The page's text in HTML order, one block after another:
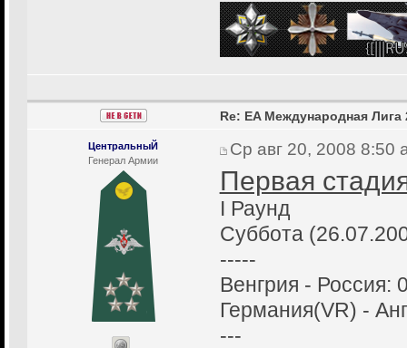
ЦентральныЙ
Генерал Армии
Re: EA Международная Лига
Ср авг 20, 2008 8:50
Первая
I Раунд
Суббота
-----
Венгрия - Россия:
Германия(VR) -
---